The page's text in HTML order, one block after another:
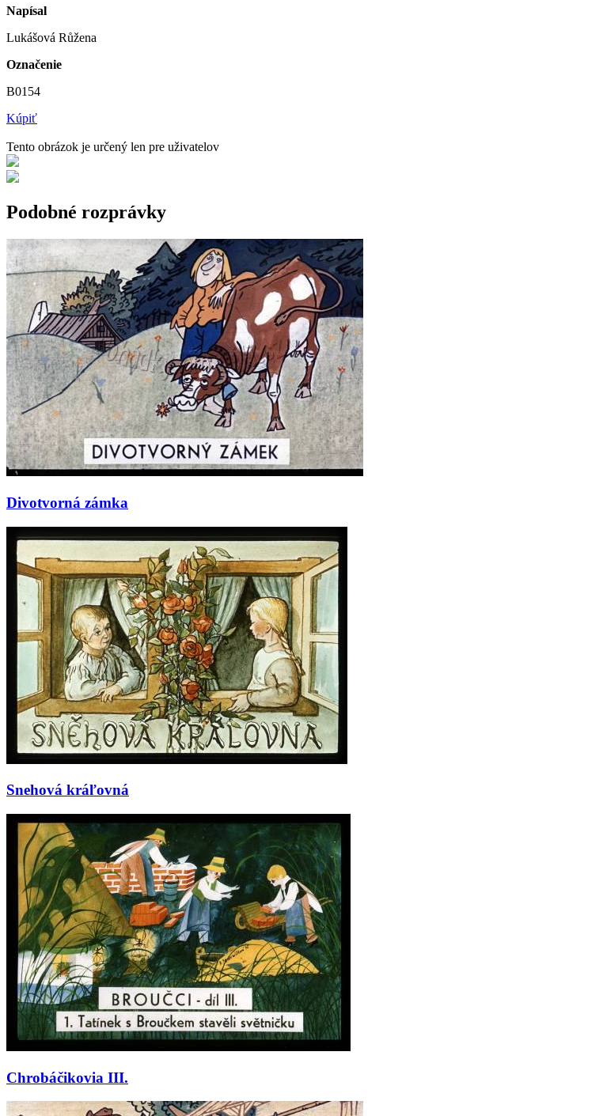
Napísal
Lukášová Růžena
Označenie
B0154
Kúpiť
Tento obrázok je určený len pre uživatelov
Podobné rozprávky
Divotvorná zámka
Snehová kráľovná
Chrobáčikovia III.